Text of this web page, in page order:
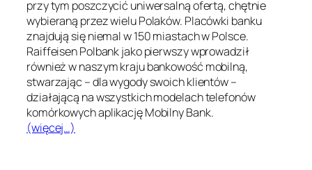
przy tym poszczycić uniwersalną ofertą, chętnie
wybieraną przez wielu Polaków. Placówki banku
znajdują się niemal w 150 miastach w Polsce.
Raiffeisen Polbank jako pierwszy wprowadził
również w naszym kraju bankowość mobilną,
stwarzając – dla wygody swoich klientów –
działającą na wszystkich modelach telefonów
komórkowych aplikację Mobilny Bank.
(więcej…)